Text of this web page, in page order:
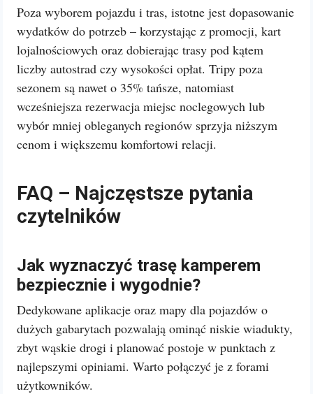
Poza wyborem pojazdu i tras, istotne jest dopasowanie
wydatków do potrzeb – korzystając z promocji, kart
lojalnościowych oraz dobierając trasy pod kątem
liczby autostrad czy wysokości opłat. Tripy poza
sezonem są nawet o 35% tańsze, natomiast
wcześniejsza rezerwacja miejsc noclegowych lub
wybór mniej obleganych regionów sprzyja niższym
cenom i większemu komfortowi relacji.
FAQ – Najczęstsze pytania
czytelników
Jak wyznaczyć trasę kamperem
bezpiecznie i wygodnie?
Dedykowane aplikacje oraz mapy dla pojazdów o
dużych gabarytach pozwalają ominąć niskie wiadukty,
zbyt wąskie drogi i planować postoje w punktach z
najlepszymi opiniami. Warto połączyć je z forami
użytkowników.